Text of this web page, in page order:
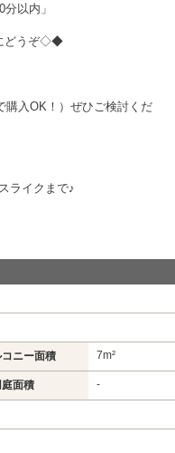
以内」
どうぞ◇◆
購入OK！）ぜひご検討くだ
ライクまで♪
ニー面積 7m²
面積 -